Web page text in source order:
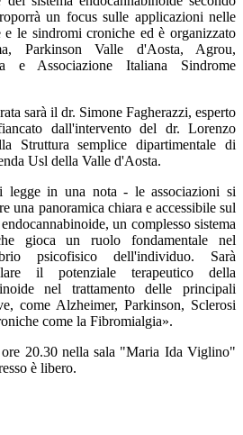
un focus sulle applicazioni nelle
e le sindromi croniche ed è organizzato
Parkinson Valle d'Aosta, Agrou,
e Associazione Italiana Sindrome
sarà il dr. Simone Fagherazzi, esperto
dall'intervento del dr. Lorenzo
Struttura semplice dipartimentale di
Usl della Valle d'Aosta.
legge in una nota - le associazioni si
una panoramica chiara e accessibile sul
un complesso sistema
gioca un ruolo fondamentale nel
psicofisico dell'individuo. Sarà
il potenziale terapeutico della
nel trattamento delle principali
come Alzheimer, Parkinson, Sclerosi
come la Fibromialgia».
20.30 nella sala "Maria Ida Viglino"
è libero.